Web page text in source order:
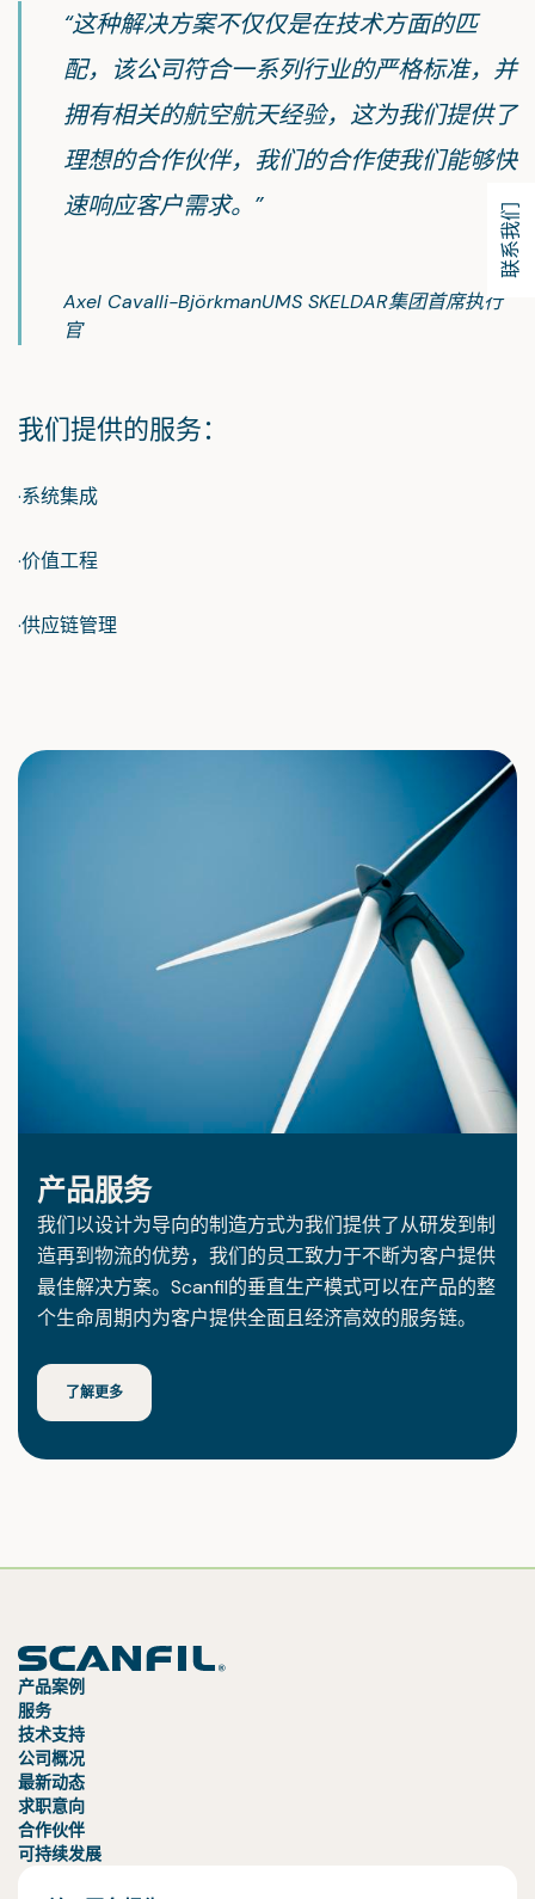
联系我们
“这种解决方案不仅仅是在技术方面的匹
配，该公司符合一系列行业的严格标准，并
拥有相关的航空航天经验，这为我们提供了
理想的合作伙伴，我们的合作使我们能够快
速响应客户需求。”
Axel Cavalli-BjörkmanUMS SKELDAR集团首席执行
官
我们提供的服务：
·系统集成
·价值工程
·供应链管理
产品服务
我们以设计为导向的制造方式为我们提供了从研发到制
造再到物流的优势，我们的员工致力于不断为客户提供
最佳解决方案。Scanfil的垂直生产模式可以在产品的整
个生命周期内为客户提供全面且经济高效的服务链。
了解更多
产品案例
服务
技术支持
公司概况
最新动态
求职意向
合作伙伴
可持续发展